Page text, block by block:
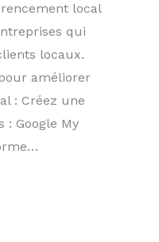
local
qui
locaux.
améliorer
: Créez une
: Google My